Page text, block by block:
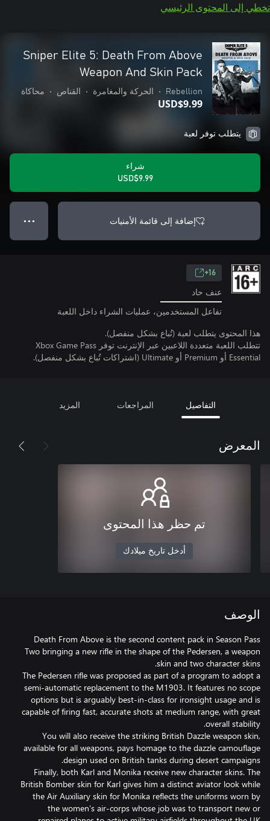
تخطي إلى المحتوى الرئيسي
Sniper Elite 5: Death From Above
Weapon And Skin Pack
Rebellion
• الحركة والمغامرة • القناص • محاكاة
USD$9.99
يتطلب توفر لعبة
شراء
USD$9.99
إضافة إلى قائمة الأمنيات ● ● ●
16+
عنف حاد
تفاعل المستخدمين، عمليات الشراء داخل اللعبة
هذا المحتوى يتطلب لعبة (تُباع بشكل منفصل).
تتطلب اللعبة متعددة اللاعبين عبر الإنترنت توفر Xbox Game Pass
Essential أو Premium أو Ultimate (اشتراكات تُباع بشكل منفصل).
التفاصيل المراجعات المزيد
المعرض
تم حظر هذا المحتوى
أدخل تاريخ ميلادك
الوصف
Death From Above is the second content pack in Season Pass
Two bringing a new rifle in the shape of the Pedersen, a weapon
The Pedersen rifle was proposed as part of a program to adopt a
semi-automatic replacement to the M1903. It features no scope
options but is arguably best-in-class for ironsight usage and is
capable of firing fast, accurate shots at medium range, with great
You will also receive the striking British Dazzle weapon skin,
available for all weapons, pays homage to the dazzle camouflage
Finally, both Karl and Monika receive new character skins. The
British Bomber skin for Karl gives him a distinct aviator look while
the Air Auxiliary skin for Monika reflects the uniforms worn by
the women’s air-corps whose job was to transport new or